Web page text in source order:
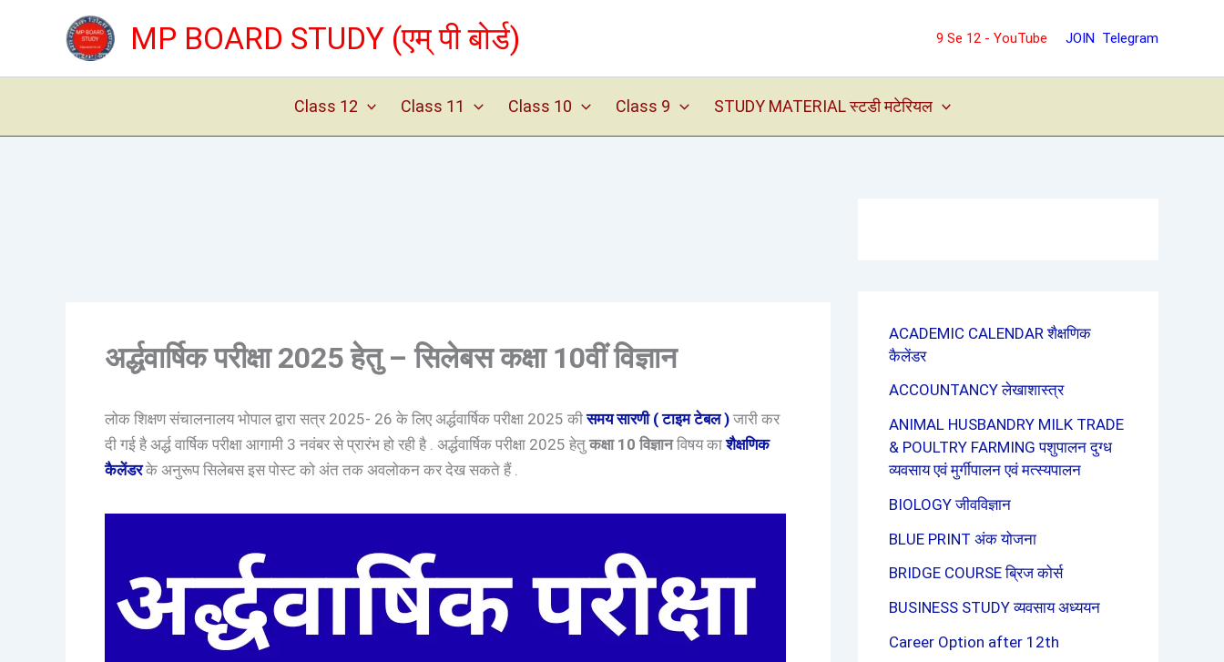
MP BOARD STUDY (एम् पी बोर्ड) 9 Se 12 - YouTube JOIN Telegram
Class 12 Class 11 Class 10 Class 9 STUDY MATERIAL स्टडी मटेरियल
अर्द्धवार्षिक परीक्षा 2025 हेतु – सिलेबस कक्षा 10वीं विज्ञान
लोक शिक्षण संचालनालय भोपाल द्वारा सत्र 2025- 26 के लिए अर्द्धवार्षिक परीक्षा 2025 कीसमय सारणी ( टाइम टेबल )जारी कर
दी गई है अर्द्ध वार्षिक परीक्षा आगामी 3 नवंबर से प्रारंभ हो रही है . अर्द्धवार्षिक परीक्षा 2025 हेतु कक्षा 10 विज्ञानविषय काशैक्षणिक
कैलेंडरके अनुरूप सिलेबस इस पोस्ट को अंत तक अवलोकन कर देख सकते हैं .
ACADEMIC CALENDAR शैक्षणिक
कैलेंडर
ACCOUNTANCY लेखाशास्त्र
ANIMAL HUSBANDRY MILK TRADE
& POULTRY FARMING पशुपालन दुग्ध
व्यवसाय एवं मुर्गीपालन एवं मत्स्यपालन
BIOLOGY जीवविज्ञान
BLUE PRINT अंक योजना
BRIDGE COURSE ब्रिज कोर्स
BUSINESS STUDY व्यवसाय अध्ययन
Career Option after 12th